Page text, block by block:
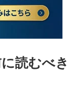
読むべ